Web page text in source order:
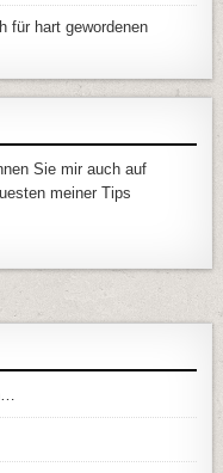
für hart gewordenen
Sie mir auch auf
meiner Tips